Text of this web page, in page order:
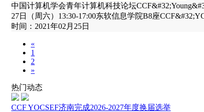
中国计算机学会青年计算机科技论坛
27日（周六）13:30-17:00东软信息学院B8座
时间：2021年02月25日
«
1
2
»
热门动态
CCF YOCSEF济南完成2026-2027年度换届选举